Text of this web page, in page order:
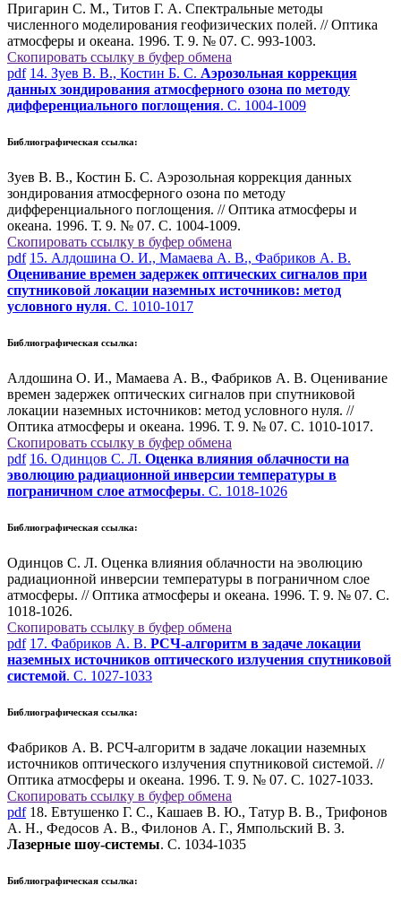
Пригарин С. М., Титов Г. А. Спектральные методы
численного моделирования геофизических полей. // Оптика
атмосферы и океана. 1996. Т. 9. № 07. С. 993-1003.
Скопировать ссылку в буфер обмена
pdf 14. Зуев В. В., Костин Б. С. Аэрозольная коррекция
данных зондирования атмосферного озона по методу
дифференциального поглощения. С. 1004-1009
Библиографическая ссылка:
Зуев В. В., Костин Б. С. Аэрозольная коррекция данных
зондирования атмосферного озона по методу
дифференциального поглощения. // Оптика атмосферы и
океана. 1996. Т. 9. № 07. С. 1004-1009.
Скопировать ссылку в буфер обмена
pdf 15. Алдошина О. И., Мамаева А. В., Фабриков А. В.
Оценивание времен задержек оптических сигналов при
спутниковой локации наземных источников: метод
условного нуля. С. 1010-1017
Библиографическая ссылка:
Алдошина О. И., Мамаева А. В., Фабриков А. В. Оценивание
времен задержек оптических сигналов при спутниковой
локации наземных источников: метод условного нуля. //
Оптика атмосферы и океана. 1996. Т. 9. № 07. С. 1010-1017.
Скопировать ссылку в буфер обмена
pdf 16. Одинцов С. Л. Оценка влияния облачности на
эволюцию радиационной инверсии температуры в
пограничном слое атмосферы. С. 1018-1026
Библиографическая ссылка:
Одинцов С. Л. Оценка влияния облачности на эволюцию
радиационной инверсии температуры в пограничном слое
атмосферы. // Оптика атмосферы и океана. 1996. Т. 9. № 07. С.
1018-1026.
Скопировать ссылку в буфер обмена
pdf 17. Фабриков А. В. РСЧ-алгоритм в задаче локации
наземных источников оптического излучения спутниковой
системой. С. 1027-1033
Библиографическая ссылка:
Фабриков А. В. РСЧ-алгоритм в задаче локации наземных
источников оптического излучения спутниковой системой. //
Оптика атмосферы и океана. 1996. Т. 9. № 07. С. 1027-1033.
Скопировать ссылку в буфер обмена
pdf 18. Евтушенко Г. С., Кашаев В. Ю., Татур В. В., Трифонов
А. Н., Федосов А. В., Филонов А. Г., Ямпольский В. З.
Лазерные шоу-системы. С. 1034-1035
Библиографическая ссылка: